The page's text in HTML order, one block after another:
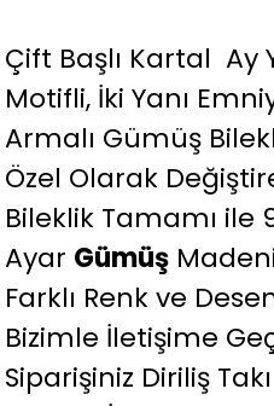
Çift Başlı Kartal Ay
Motifli, İki Yanı
Armalı Gümüş
Özel Olarak
Bileklik Tamamı ile
Ayar Gümüş
Farklı Renk ve
Bizimle İletişime
Siparişiniz Diriliş